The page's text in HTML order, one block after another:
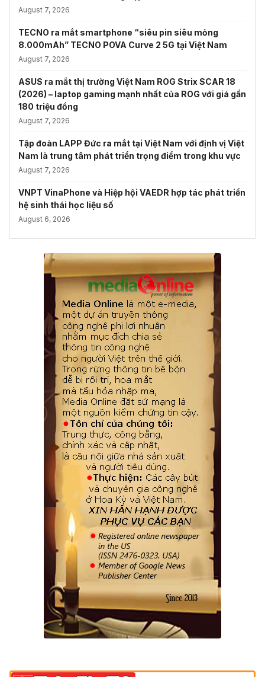
August 7, 2026
TECNO ra mắt smartphone “siêu pin siêu mỏng
8.000mAh” TECNO POVA Curve 2 5G tại Việt Nam
August 7, 2026
ASUS ra mắt thị trường Việt Nam ROG Strix SCAR 18
(2026) – laptop gaming mạnh nhất của ROG với giá gần
180 triệu đồng
August 7, 2026
Tập đoàn LAPP Đức ra mắt tại Việt Nam với định vị Việt
Nam là trung tâm phát triển trọng điểm trong khu vực
August 7, 2026
VNPT VinaPhone và Hiệp hội VAEDR hợp tác phát triển
hệ sinh thái học liệu số
August 6, 2026